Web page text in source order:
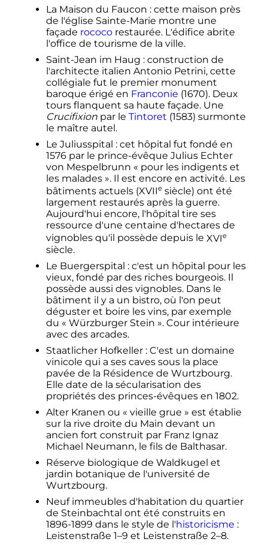
La Maison du Faucon : cette maison près
de l'église Sainte-Marie montre une
façade rococorestaurée. L'édifice abrite
l'office de tourisme de la ville.
Saint-Jean im Haug : construction de
l'architecte italien Antonio Petrini, cette
collégiale fut le premier monument
baroque érigé en Franconie (1670). Deux
tours flanquent sa haute façade. Une
Crucifixionpar le Tintoret (1583) surmonte
le maître autel.
Le Juliusspital : cet hôpital fut fondé en
1576 par le prince-évêque Julius Echter
von Mespelbrunn « pour les indigents et
les malades ». Il est encore en activité. Les
bâtiments actuels (XVIIe siècle) ont été
largement restaurés après la guerre.
Aujourd'hui encore, l'hôpital tire ses
ressource d'une centaine d'hectares de
vignobles qu'il possède depuis le XVIe
siècle.
Le Buergerspital : c'est un hôpital pour les
vieux, fondé par des riches bourgeois. Il
possède aussi des vignobles. Dans le
bâtiment il y a un bistro, où l'on peut
déguster et boire les vins, par exemple
du « Würzburger Stein ». Cour intérieure
avec des arcades.
Staatlicher Hofkeller : C'est un domaine
vinicole qui a ses caves sous la place
pavée de la Résidence de Wurtzbourg.
Elle date de la sécularisation des
propriétés des princes-évêques en 1802.
Alter Kranen ou « vieille grue » est établie
sur la rive droite du Main devant un
ancien fort construit par Franz Ignaz
Michael Neumann, le fils de Balthasar.
Réserve biologique de Waldkugel et
jardin botanique de l'université de
Wurtzbourg.
Neuf immeubles d'habitation du quartier
de Steinbachtal ont été construits en
1896-1899 dans le style de l'historicisme :
Leistenstraße 1–9 et Leistenstraße 2–8.